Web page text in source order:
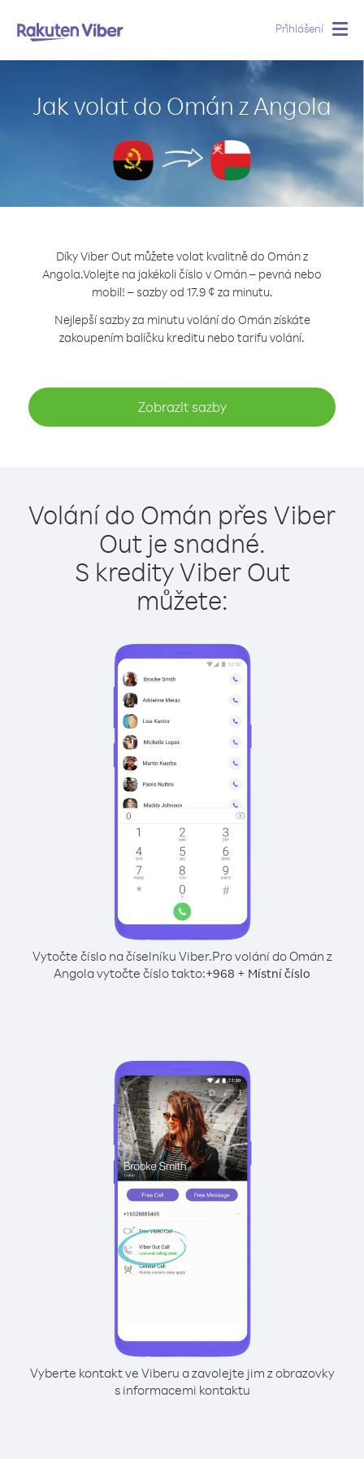
Přihlášení
Jak volat do Omán z Angola
Díky Viber Out můžete volat kvalitně do Omán z
Angola.Volejte na jakékoli číslo v Omán – pevná nebo
mobil! – sazby od 17.9 ¢ za minutu.
Nejlepší sazby za minutu volání do Omán získáte
zakoupením balíčku kreditu nebo tarifu volání.
Zobrazit sazby
Volání do Omán přes Viber
Out je snadné.
S kredity Viber Out
můžete:
Vytočte číslo na číselníku Viber.Pro volání do Omán z
Angola vytočte číslo takto:+968 + Místní číslo
Vyberte kontakt ve Viberu a zavolejte jim z obrazovky
s informacemi kontaktu